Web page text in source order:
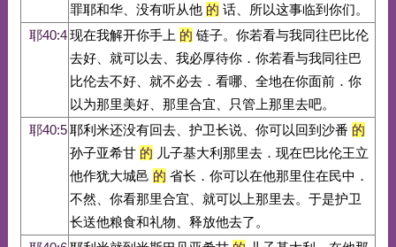
罪耶和华、没有听从他 的 话、所以这事临到你们。
耶40:4现在我解开你手上 的 链子。你若看与我同往巴比伦
去好、就可以去、我必厚待你．你若看与我同往巴
比伦去不好、就不必去．看哪、全地在你面前．你
以为那里美好、那里合宜、只管上那里去吧。
耶40:5耶利米还没有回去、护卫长说、你可以回到沙番 的
孙子亚希甘 的 儿子基大利那里去．现在巴比伦王立
他作犹大城邑 的 省长．你可以在他那里住在民中．
不然、你看那里合宜、就可以上那里去。于是护卫
长送他粮食和礼物、释放他去了。